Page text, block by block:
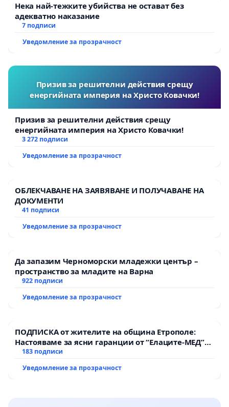
Нека най-тежките убийства не остават без
адекватно наказание
7 подписи
Уведомление за прозрачност
Призив за решителни действия срещу
енергийната империя на Христо Ковачки!
Призив за решителни действия срещу
енергийната империя на Христо Ковачки!
3 272 подписи
Уведомление за прозрачност
ОБЛЕКЧАВАНЕ НА ЗАЯВЯВАНЕ И ПОЛУЧАВАНЕ НА
ДОКУМЕНТИ
41 подписи
Уведомление за прозрачност
Да запазим Черноморски младежки център –
пространство за младите на Варна
922 подписи
Уведомление за прозрачност
ПОДПИСКА от жителите на община Етрополе:
Настояваме за ясни гаранции от “Елаците-МЕД”
АД и от държавата, че ще се изпълнят всички
183 подписи
Уведомление за прозрачност